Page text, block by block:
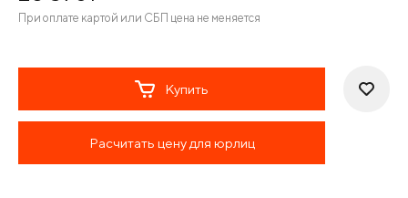
При оплате картой или СБП цена не меняется
Купить
Расчитать цену для юрлиц